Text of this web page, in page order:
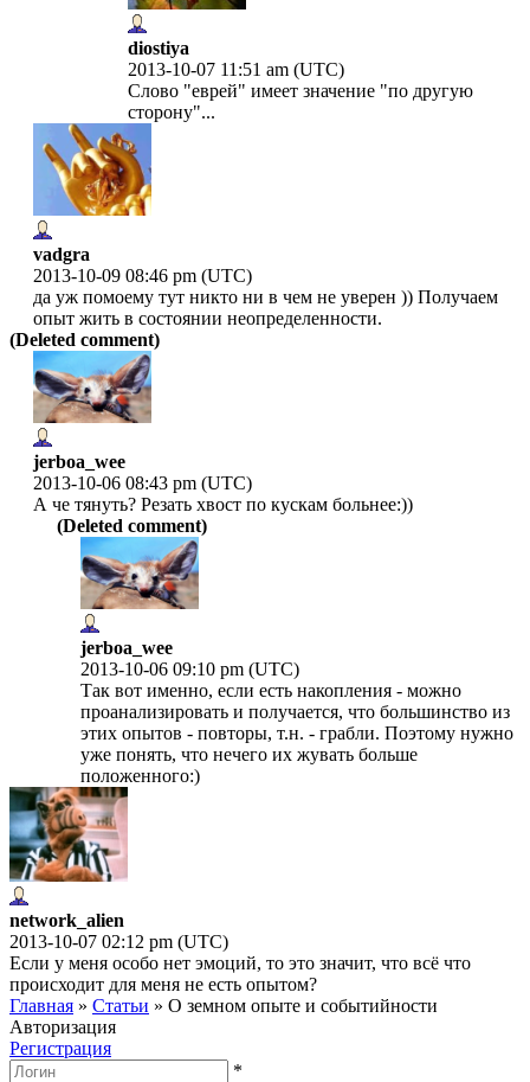
diostiya
2013-10-07 11:51 am (UTC)
Слово "еврей" имеет значение "по другую
сторону"...
vadgra
2013-10-09 08:46 pm (UTC)
да уж помоему тут никто ни в чем не уверен )) Получаем
опыт жить в состоянии неопределенности.
(Deleted comment)
jerboa_wee
2013-10-06 08:43 pm (UTC)
А че тянуть? Резать хвост по кускам больнее:))
(Deleted comment)
jerboa_wee
2013-10-06 09:10 pm (UTC)
Так вот именно, если есть накопления - можно
проанализировать и получается, что большинство из
этих опытов - повторы, т.н. - грабли. Поэтому нужно
уже понять, что нечего их жувать больше
положенного:)
network_alien
2013-10-07 02:12 pm (UTC)
Если у меня особо нет эмоций, то это значит, что всё что
происходит для меня не есть опытом?
Главная » Статьи » О земном опыте и событийности
Авторизация
Регистрация
*